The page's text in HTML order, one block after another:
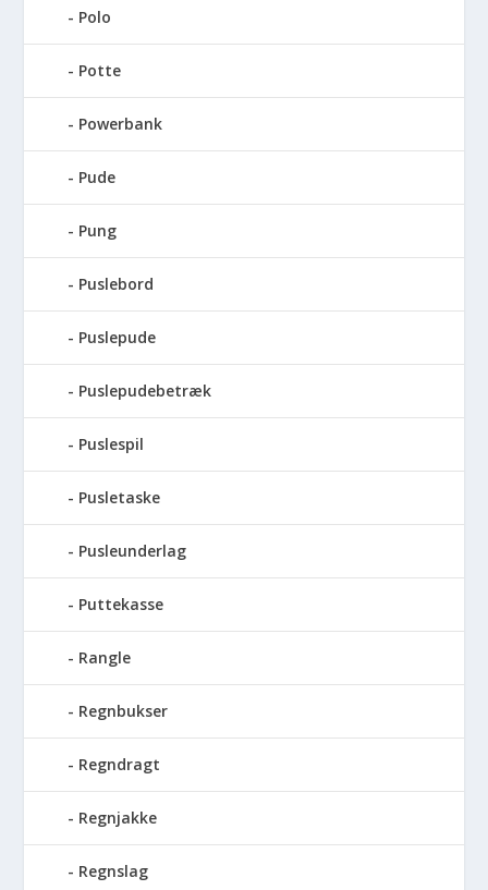
Polo
Potte
Powerbank
Pude
Pung
Puslebord
Puslepude
Puslepudebetræk
Puslespil
Pusletaske
Pusleunderlag
Puttekasse
Rangle
Regnbukser
Regndragt
Regnjakke
Regnslag